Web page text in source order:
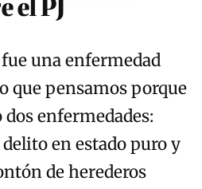
el PJ
fue una enfermedad
que pensamos porque
enfermedades:
delito en estado puro y
de herederos